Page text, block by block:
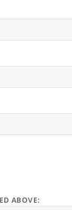
ABOVE: